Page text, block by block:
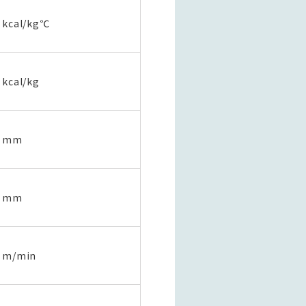
kcal/kg℃
kcal/kg
mm
mm
m/min